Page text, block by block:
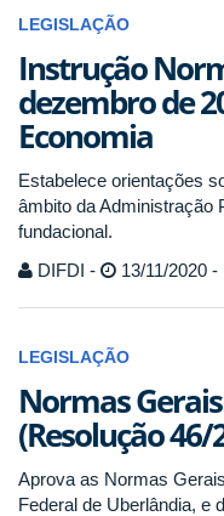
LEGISLAÇÃO
Instrução
dezembro de
Economia
Estabelece orientações
âmbito da Administração
fundacional.
DIFDI -
13/11/2020 -
LEGISLAÇÃO
Normas
(Resolução 46/
Aprova as Normas
Federal de Uberlândia, e